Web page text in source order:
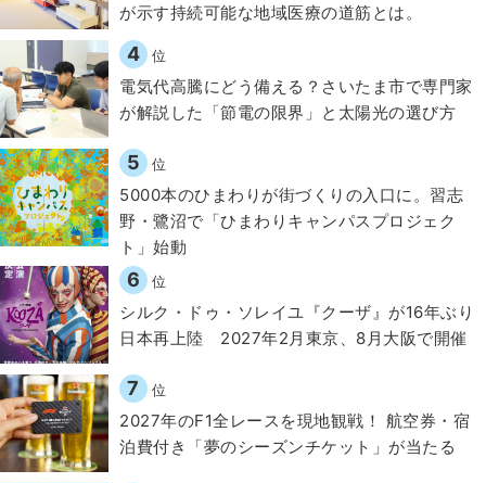
が示す持続可能な地域医療の道筋とは。
4 位
電気代高騰にどう備える？さいたま市で専門家
が解説した「節電の限界」と太陽光の選び方
5 位
5000本のひまわりが街づくりの入口に。習志
野・鷺沼で「ひまわりキャンパスプロジェク
ト」始動
6 位
シルク・ドゥ・ソレイユ『クーザ』が16年ぶり
日本再上陸 2027年2月東京、8月大阪で開催
7 位
2027年のF1全レースを現地観戦！ 航空券・宿
泊費付き「夢のシーズンチケット」が当たる